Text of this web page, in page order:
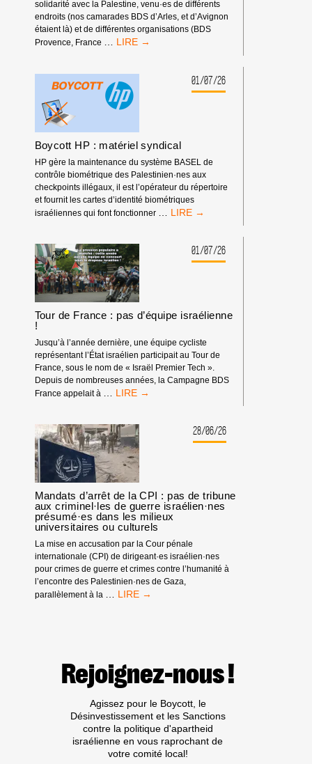
!
solidarité avec la Palestine, venu·es de différents
endroits (nos camarades BDS d’Arles, et d’Avignon
étaient là) et de différentes organisations (BDS
Provence, France … RASSEMBLEMENT
RENCONTRES
ÉCONOMIQUES
D’AIX-
01/07/26
Boycott HP : matériel syndical
HP gère la maintenance du système BASEL de
contrôle biométrique des Palestinien·nes aux
checkpoints illégaux, il est l’opérateur du répertoire
et fournit les cartes d’identité biométriques
israéliennes qui font fonctionner
BOYCOTT
MATÉRIEL
SYNDICAL
01/07/26
Tour de France : pas d’équipe israélienne
!
Jusqu’à l’année dernière, une équipe cycliste
représentant l’État israélien participait au Tour de
France, sous le nom de « Israël Premier Tech ».
Depuis de nombreuses années, la Campagne BDS
France appelait à
TOUR
:
PAS
D’ÉQUIPE
ISRAÉLIENNE
!
28/06/26
Mandats d’arrêt de la CPI : pas de tribune
aux criminel·les de guerre israélien·nes
présumé·es dans les milieux
universitaires ou culturels
La mise en accusation par la Cour pénale
internationale (CPI) de dirigeant·es israélien·nes
pour crimes de guerre et crimes contre l’humanité à
l’encontre des Palestinien·nes de Gaza,
parallèlement à la
MANDATS
PAS
DE
AUX
CRIMINEL·LES
DE
GUERRE
ISRAÉLIEN·NES
Rejoignez-nous !
Agissez pour le Boycott, le
Désinvestissement et les Sanctions
contre la politique d'apartheid
israélienne en vous raprochant de
votre comité local!